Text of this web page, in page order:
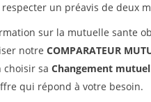
un préavis de deux
sur la mutuelle sante
notre COMPARATEUR
choisir sa Changement
qui répond à votre besoin.